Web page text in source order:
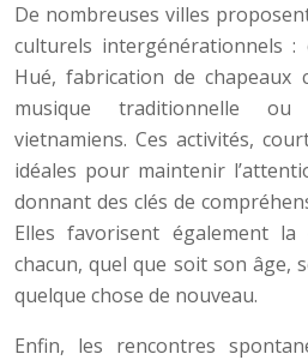
De nombreuses villes
culturels intergénérationnels :
Hué, fabrication de chapeaux
musique traditionnelle
vietnamiens. Ces activités,
idéales pour maintenir
donnant des clés de
Elles favorisent également la
chacun, quel que soit son âge,
quelque chose de nouveau.
Enfin, les rencontres